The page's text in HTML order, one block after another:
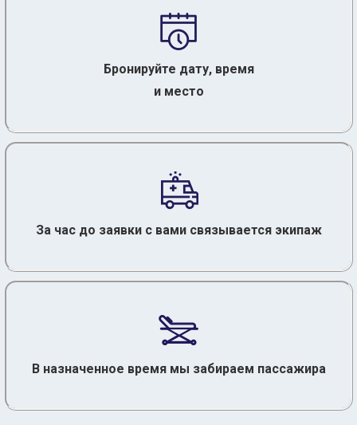
Бронируйте дату, время
и место
За час до заявки с вами связывается экипаж
В назначенное время мы забираем пассажира